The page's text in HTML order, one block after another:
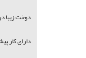
دوخت زیبا
دارای کار